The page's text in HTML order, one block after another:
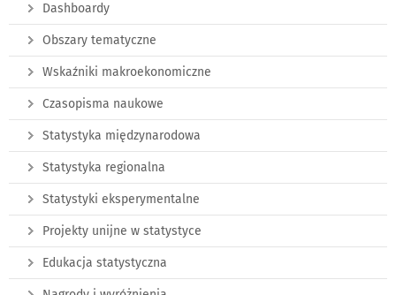
Dashboardy
Obszary tematyczne
Wskaźniki makroekonomiczne
Czasopisma naukowe
Statystyka międzynarodowa
Statystyka regionalna
Statystyki eksperymentalne
Projekty unijne w statystyce
Edukacja statystyczna